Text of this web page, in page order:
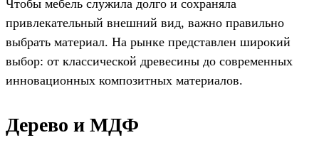
Чтобы мебель служила долго и сохраняла
привлекательный внешний вид, важно правильно
выбрать материал. На рынке представлен широкий
выбор: от классической древесины до современных
инновационных композитных материалов.
Дерево и МДФ